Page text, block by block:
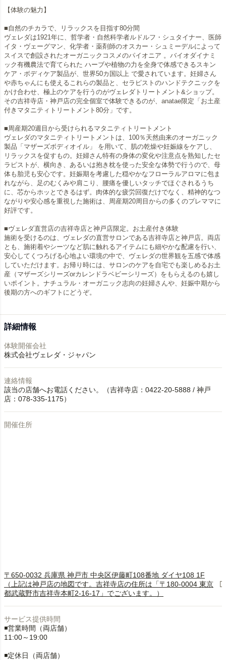
【体験の魅力】
■自然のチカラで、リラックスを目指す80分間
ヴェレダは1921年に、哲学者・自然科学者ルドルフ・シュタイナー、医師
イタ・ヴェーグマン、化学者・薬剤師のオスカー・シュミーデルによって
スイスで創設されたオーガニックコスメのパイオニア 。バイオダイナミ
ック有機農法で育てられた ハーブや植物の力を全身で体感できるスキン
ケア・ボディケア製品が、世界50カ国以上 で愛されています。妊婦さん
や赤ちゃんにも使えるこれらの製品と、セラピストのハンドテクニックを
かけ合わせ、極上のケアを行うのがヴェレダトリートメント&ショップ。
その吉祥寺店・神戸店の完全個室で体験できるのが、anatae限定「お土産
付きマタニティトリートメント80分」です。
■周産期20週目から受けられるマタニティトリートメント
ヴェレダのマタニティトリートメントは、100％天然由来のオーガニック
製品「マザーズボディオイル」 を用いて、肌の乾燥や妊娠線をケアし、
リラックスを促すもの。妊婦さん特有の身体の変化や注意点を熟知したセ
ラピストが、横向き、あるいは抱き枕を使った安全な体勢で行うので、母
体も胎児も安心です。妊娠期を考慮した穏やかなフローラルアロマに包ま
れながら、足のむくみや肩こり、腰痛を優しいタッチでほぐされるうち
に、芯からホッとできるはず。肉体的な疲労回復だけでなく、精神的なつ
ながりや安心感を重視した施術は、周産期20周目からの多くのプレママに
好評です。
■ヴェレダ直営店の吉祥寺店と神戸店限定。お土産付き体験
施術を受けるのは、ヴェレダの直営サロンである吉祥寺店と神戸店。両店
とも、施術着やシーツなど肌に触れるアイテムにも細やかな配慮を行い、
安心してくつろげる心地よい環境の中で、ヴェレダの世界観を五感で体感
していただけます。お帰り時には、サロンのケアを自宅でも楽しめるお土
産（マザーズシリーズorカレンドラベビーシリーズ）をもらえるのも嬉し
いポイント。ナチュラル・オーガニック志向の妊婦さんや、妊娠中期から
後期の方へのギフトにどうぞ。
詳細情報
体験開催会社
株式会社ヴェレダ・ジャパン
連絡情報
該当の店舗へお電話ください。（吉祥寺店：0422-20-5888 / 神戸
店：078-335-1175）
開催住所
〒650-0032 兵庫県 神戸市 中央区伊藤町108番地 ダイヤ108 1F
（上記は神戸店の地図です。吉祥寺店の住所は「〒180-0004 東京
都武蔵野市吉祥寺本町2-16-17」でございます。）
サービス提供時間
◾️営業時間（両店舗）
11:00～19:00
◾️定休日（両店舗）